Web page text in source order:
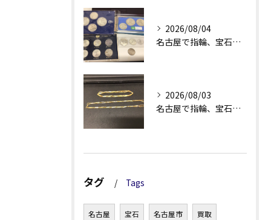
2026/08/04
名古屋で指輪、宝石買取なら当店で！！。
2026/08/03
名古屋で指輪、宝石買取なら当店で！！。
タグ Tags
名古屋 宝石 名古屋市 買取